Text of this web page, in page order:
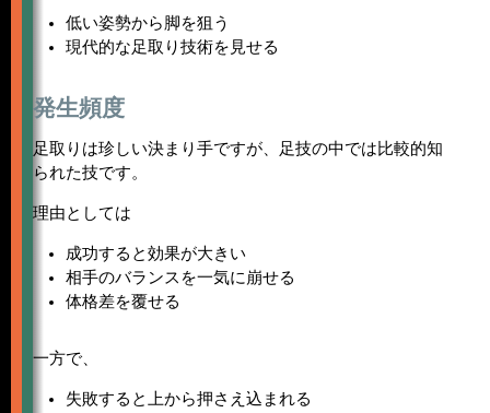
低い姿勢から脚を狙う
現代的な足取り技術を見せる
発生頻度
足取りは珍しい決まり手ですが、足技の中では比較的知
られた技です。
理由としては
成功すると効果が大きい
相手のバランスを一気に崩せる
体格差を覆せる
一方で、
失敗すると上から押さえ込まれる